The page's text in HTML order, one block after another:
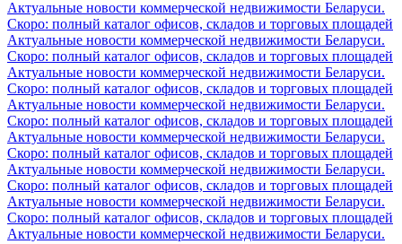
Актуальные новости коммерческой недвижимости Беларуси.
Скоро: полный каталог офисов, складов и торговых площадей
Актуальные новости коммерческой недвижимости Беларуси.
Скоро: полный каталог офисов, складов и торговых площадей
Актуальные новости коммерческой недвижимости Беларуси.
Скоро: полный каталог офисов, складов и торговых площадей
Актуальные новости коммерческой недвижимости Беларуси.
Скоро: полный каталог офисов, складов и торговых площадей
Актуальные новости коммерческой недвижимости Беларуси.
Скоро: полный каталог офисов, складов и торговых площадей
Актуальные новости коммерческой недвижимости Беларуси.
Скоро: полный каталог офисов, складов и торговых площадей
Актуальные новости коммерческой недвижимости Беларуси.
Скоро: полный каталог офисов, складов и торговых площадей
Актуальные новости коммерческой недвижимости Беларуси.